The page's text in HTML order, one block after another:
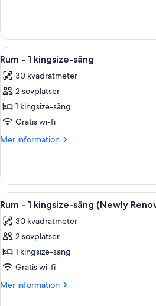
för
person
Öppna
alla
foton
för
Rum
-
1
Ett
4
Rum - 1 kingsize-säng
30 kvadratmeter
2 sovplatser
1 kingsize-säng
Gratis wi-fi
Mer information
Mer
-
kingsize-
Öppna
alla
foton
för
Rum
-
1
Ett
7
Rum - 1 kingsize-säng (Newly
30 kvadratmeter
2 sovplatser
1 kingsize-säng
Gratis wi-fi
Mer information
Mer